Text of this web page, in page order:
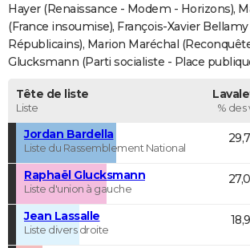
S'inscrire
Se connecter
Lycées
Collèges
Primaires
Universités
Entreprises
Service militaire
Avis de recherche
AVIS DE DÉCÈS
FORUM
Hayer (Renaissance - Modem - Horizons),
(France insoumise), François-Xavier
Républicains), Marion Maréchal
Glucksmann (Parti socialiste - Place
Tête de liste
Liste % des
Jordan Bardella
Liste du Rassemblement National
Raphaël Glucksmann
Liste d'union à gauche
Jean Lassalle
Liste divers droite